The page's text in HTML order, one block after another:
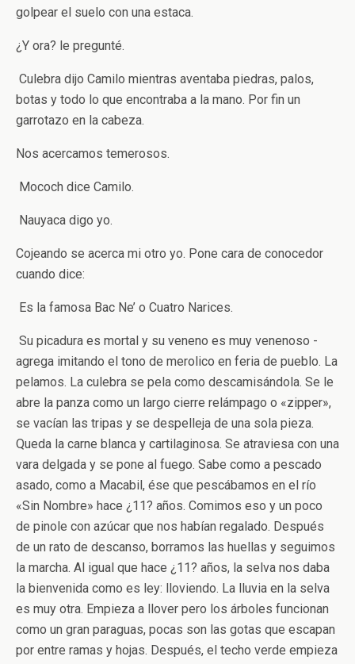
golpear el suelo con una estaca.
­¿Y ora? ­le pregunté.
­ Culebra ­dijo Camilo mientras aventaba piedras, palos,
botas y todo lo que encontraba a la mano. Por fin un
garrotazo en la cabeza.
Nos acercamos temerosos.
­ Mococh ­dice Camilo.
­ Nauyaca ­digo yo.
Cojeando se acerca mi otro yo. Pone cara de conocedor
cuando dice:
­ Es la famosa Bac Ne’ o Cuatro Narices.
­ Su picadura es mortal y su veneno es muy venenoso ­
agrega imitando el tono de merolico en feria de pueblo. La
pelamos. La culebra se pela como descamisándola. Se le
abre la panza como un largo cierre relámpago o «zipper»,
se vacían las tripas y se despelleja de una sola pieza.
Queda la carne blanca y cartilaginosa. Se atraviesa con una
vara delgada y se pone al fuego. Sabe como a pescado
asado, como a Macabil, ése que pescábamos en el río
«Sin Nombre» hace ¿11? años. Comimos eso y un poco
de pinole con azúcar que nos habían regalado. Después
de un rato de descanso, borramos las huellas y seguimos
la marcha. Al igual que hace ¿11? años, la selva nos daba
la bienvenida como es ley: lloviendo. La lluvia en la selva
es muy otra. Empieza a llover pero los árboles funcionan
como un gran paraguas, pocas son las gotas que escapan
por entre ramas y hojas. Después, el techo verde empieza